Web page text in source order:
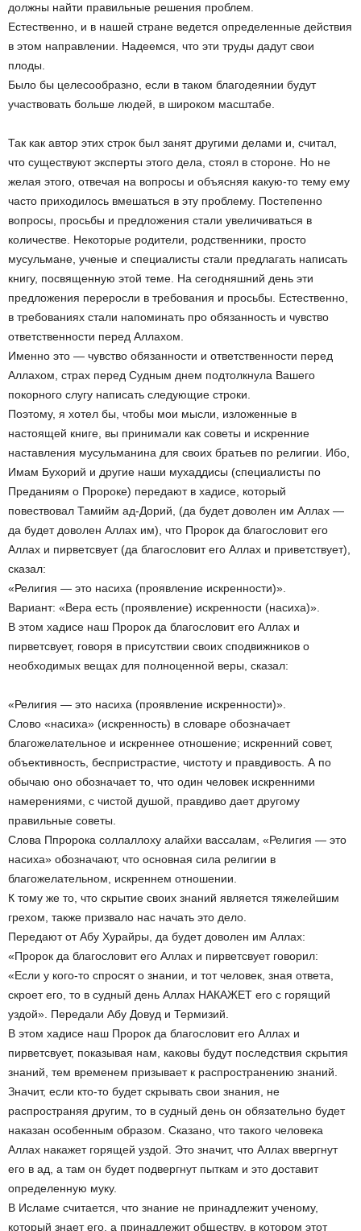
должны найти правильные решения проблем.
Естественно, и в нашей стране ведется определенные действия
в этом направлении. Надеемся, что эти труды дадут свои
плоды.
Было бы целесообразно, если в таком благодеянии будут
участвовать больше людей, в широком масштабе.
Так как автор этих строк был занят другими делами и, считал,
что существуют эксперты этого дела, стоял в стороне. Но не
желая этого, отвечая на вопросы и объясняя какую-то тему ему
часто приходилось вмешаться в эту проблему. Постепенно
вопросы, просьбы и предложения стали увеличиваться в
количестве. Некоторые родители, родственники, просто
мусульмане, ученые и специалисты стали предлагать написать
книгу, посвященную этой теме. На сегодняшний день эти
предложения переросли в требования и просьбы. Естественно,
в требованиях стали напоминать про обязанность и чувство
ответственности перед Аллахом.
Именно это — чувство обязанности и ответственности перед
Аллахом, страх перед Судным днем подтолкнула Вашего
покорного слугу написать следующие строки.
Поэтому, я хотел бы, чтобы мои мысли, изложенные в
настоящей книге, вы принимали как советы и искренние
наставления мусульманина для своих братьев по религии. Ибо,
Имам Бухорий и другие наши мухаддисы (специалисты по
Преданиям о Пророке) передают в хадисе, который
повествовал Тамийм ад-Дорий, (да будет доволен им Аллах —
да будет доволен Аллах им), что Пророк да благословит его
Аллах и пирветсвует (да благословит его Аллах и приветствует),
сказал:
«Религия — это насиха (проявление искренности)».
Вариант: «Вера есть (проявление) искренности (насиха)».
В этом хадисе наш Пророк да благословит его Аллах и
пирветсвует, говоря в присутствии своих сподвижников о
необходимых вещах для полноценной веры, сказал:
«Религия — это насиха (проявление искренности)».
Слово «насиха» (искренность) в словаре обозначает
благожелательное и искреннее отношение; искренний совет,
объективность, беспристрастие, чистоту и правдивость. А по
обычаю оно обозначает то, что один человек искренними
намерениями, с чистой душой, правдиво дает другому
правильные советы.
Слова Ппророка соллаллоху алайхи вассалам, «Религия — это
насиха» обозначают, что основная сила религии в
благожелательном, искреннем отношении.
К тому же то, что скрытие своих знаний является тяжелейшим
грехом, также призвало нас начать это дело.
Передают от Абу Хурайры, да будет доволен им Аллах:
«Пророк да благословит его Аллах и пирветсвует говорил:
«Если у кого-то спросят о знании, и тот человек, зная ответа,
скроет его, то в судный день Аллах НАКАЖЕТ его с горящий
уздой». Передали Абу Довуд и Термизий.
В этом хадисе наш Пророк да благословит его Аллах и
пирветсвует, показывая нам, каковы будут последствия скрытия
знаний, тем временем призывает к распространению знаний.
Значит, если кто-то будет скрывать свои знания, не
распространяя другим, то в судный день он обязательно будет
наказан особенным образом. Сказано, что такого человека
Аллах накажет горящей уздой. Это значит, что Аллах ввергнут
его в ад, а там он будет подвергнут пыткам и это доставит
определенную муку.
В Исламе считается, что знание не принадлежит ученому,
который знает его, а принадлежит обществу, в котором этот